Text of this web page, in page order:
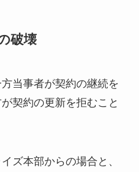
破壊
当事者が契約の継続を
契約の更新を拒むこと
ズ本部からの場合と、